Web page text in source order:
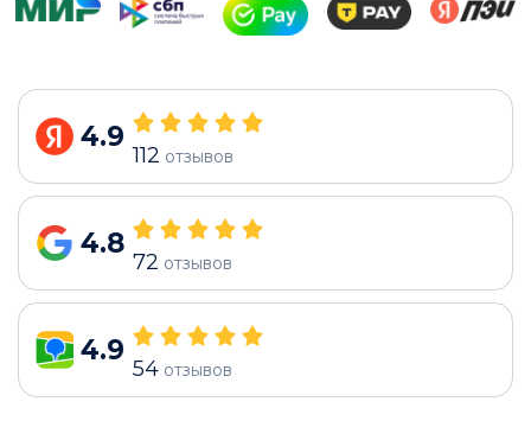
4.9
112 отзывов
4.8
72 отзывов
4.9
54 отзывов